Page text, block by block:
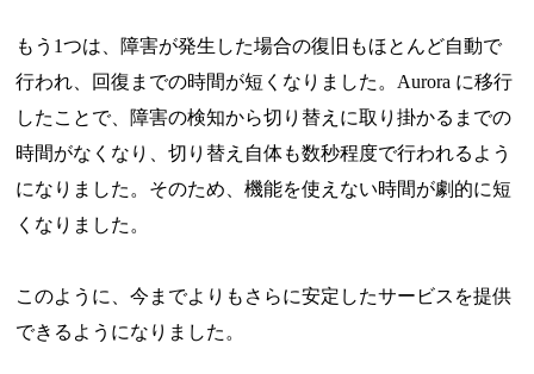
もう1つは、障害が発生した場合の復旧もほとんど自動で
行われ、回復までの時間が短くなりました。Aurora に移行
したことで、障害の検知から切り替えに取り掛かるまでの
時間がなくなり、切り替え自体も数秒程度で行われるよう
になりました。そのため、機能を使えない時間が劇的に短
くなりました。
このように、今までよりもさらに安定したサービスを提供
できるようになりました。